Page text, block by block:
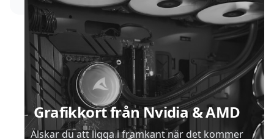
Grafikkort från Nvidia & AMD
Älskar du att ligga i framkant när det kommer